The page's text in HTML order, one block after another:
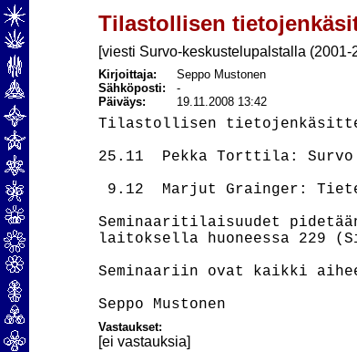
Tilastollisen
[viesti Survo-keskustelupalstalla (2001-
Kirjoittaja:
Seppo Mustonen
Sähköposti: -
Päiväys:
19.11.2008 13:42
Tilastollisen
25.11  Pekka Torttila:
9.12  Marjut Grainger:
Seminaaritilaisuudet
laitoksella huoneessa 229
Seminaariin ovat kaikki
Vastaukset:
[ei vastauksia]